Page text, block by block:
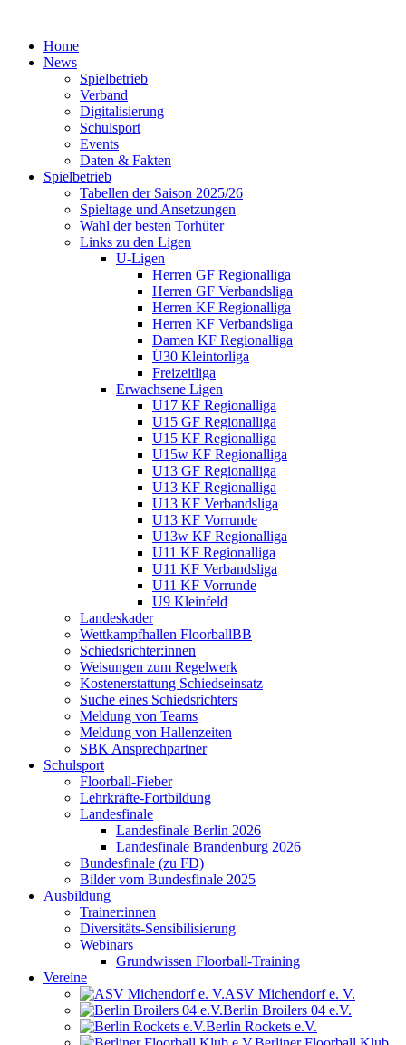
Home
News
Spielbetrieb
Verband
Digitalisierung
Schulsport
Events
Daten & Fakten
Spielbetrieb
Tabellen der Saison 2025/26
Spieltage und Ansetzungen
Wahl der besten Torhüter
Links zu den Ligen
U-Ligen
Herren GF Regionalliga
Herren GF Verbandsliga
Herren KF Regionalliga
Herren KF Verbandsliga
Damen KF Regionalliga
Ü30 Kleintorliga
Freizeitliga
Erwachsene Ligen
U17 KF Regionalliga
U15 GF Regionalliga
U15 KF Regionalliga
U15w KF Regionalliga
U13 GF Regionalliga
U13 KF Regionalliga
U13 KF Verbandsliga
U13 KF Vorrunde
U13w KF Regionalliga
U11 KF Regionalliga
U11 KF Verbandsliga
U11 KF Vorrunde
U9 Kleinfeld
Landeskader
Wettkampfhallen FloorballBB
Schiedsrichter:innen
Weisungen zum Regelwerk
Kostenerstattung Schiedseinsatz
Suche eines Schiedsrichters
Meldung von Teams
Meldung von Hallenzeiten
SBK Ansprechpartner
Schulsport
Floorball-Fieber
Lehrkräfte-Fortbildung
Landesfinale
Landesfinale Berlin 2026
Landesfinale Brandenburg 2026
Bundesfinale (zu FD)
Bilder vom Bundesfinale 2025
Ausbildung
Trainer:innen
Diversitäts-Sensibilisierung
Webinars
Grundwissen Floorball-Training
Vereine
ASV Michendorf e. V.
Berlin Broilers 04 e.V.
Berlin Rockets e.V.